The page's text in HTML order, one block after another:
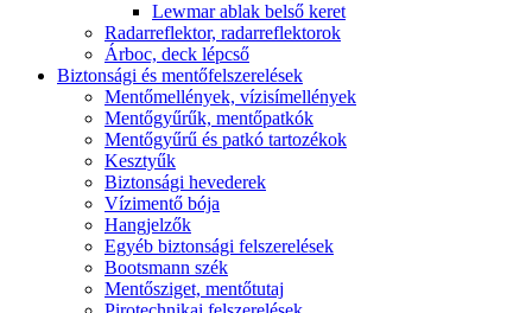
Lewmar ablak belső keret
Radarreflektor, radarreflektorok
Árboc, deck lépcső
Biztonsági és mentőfelszerelések
Mentőmellények, vízisímellények
Mentőgyűrűk, mentőpatkók
Mentőgyűrű és patkó tartozékok
Kesztyűk
Biztonsági hevederek
Vízimentő bója
Hangjelzők
Egyéb biztonsági felszerelések
Bootsmann szék
Mentősziget, mentőtutaj